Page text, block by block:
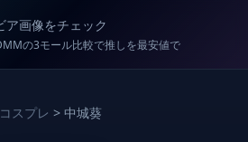
ア画像をチェック
の3モール比較で推しを最安値で
コスプレ > 中城葵